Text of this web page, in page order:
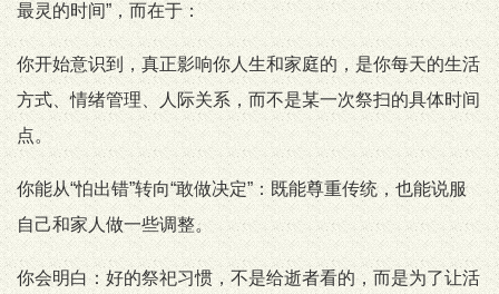
最灵的时间”，而在于：
你开始意识到，真正影响你人生和家庭的，是你每天的生活
方式、情绪管理、人际关系，而不是某一次祭扫的具体时间
点。
你能从“怕出错”转向“敢做决定”：既能尊重传统，也能说服
自己和家人做一些调整。
你会明白：好的祭祀习惯，不是给逝者看的，而是为了让活